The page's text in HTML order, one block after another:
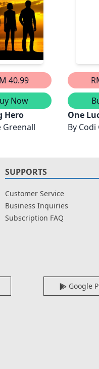
40.99
Now
Hero
Greenall
One
By Codi
SUPPORTS
Customer Service
Business Inquiries
Subscription FAQ
Google